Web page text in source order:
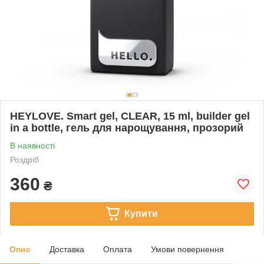
HEYLOVE. Smart gel, CLEAR, 15 ml, builder gel
in a bottle, гель для нарощування, прозорий
В наявності
Роздріб
360 ₴
Купити
Опис Доставка Оплата Умови повернення